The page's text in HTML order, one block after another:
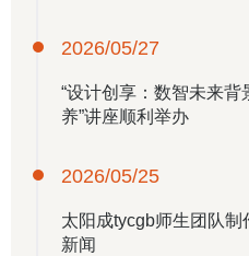
2026/05/27
“设计创享：数智未来
养”讲座顺利举办
2026/05/25
太阳成tycgb师生团队
新闻